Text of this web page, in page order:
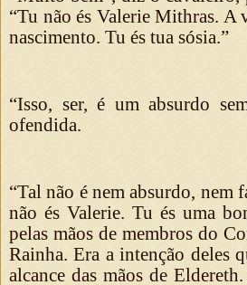
“Tu não és Valerie Mithras. A
nascimento. Tu és tua sósia.”
“Isso, ser, é um absurdo
ofendida.
“Tal não é nem absurdo, nem
não és Valerie. Tu és uma
pelas mãos de membros do
Rainha. Era a intenção deles
alcance das mãos de